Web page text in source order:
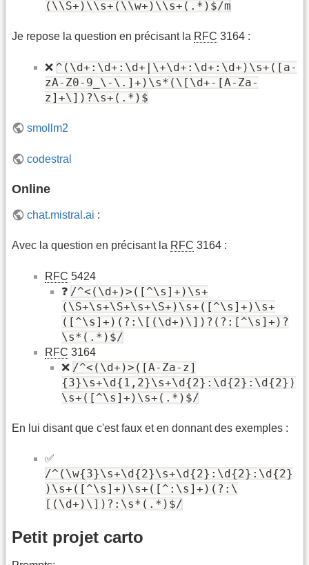
(\\S+)\\s+(\\w+)\\s+(.*)$/m
Je repose la question en précisant la RFC 3164 :
❌ ^(\d+:\d+:\d+|\+\d+:\d+:\d+)\s+([a-
zA-Z0-9_\-\.]+)\s*(\[\d+-[A-Za-
z]+\])?\s+(.*)$
smollm2
codestral
Online
chat.mistral.ai :
Avec la question en précisant la RFC 3164 :
RFC 5424
❓ /^<(\d+)>([^\s]+)\s+
(\S+\s+\S+\s+\S+)\s+([^\s]+)\s+
([^\s]+)(?:\[(\d+)\])?(?:[^\s]+)?
\s*(.*)$/
RFC 3164
❌ /^<(\d+)>([A-Za-z]
{3}\s+\d{1,2}\s+\d{2}:\d{2}:\d{2})
\s+([^\s]+)\s+(.*)$/
En lui disant que c'est faux et en donnant des exemples :
✅
/^(\w{3}\s+\d{2}\s+\d{2}:\d{2}:\d{2}
)\s+([^\s]+)\s+([^:\s]+)(?:\
[(\d+)\])?:\s*(.*)$/
Petit projet carto